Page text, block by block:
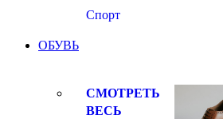
Спорт
ОБУВЬ
СМОТРЕТЬ
ВЕСЬ